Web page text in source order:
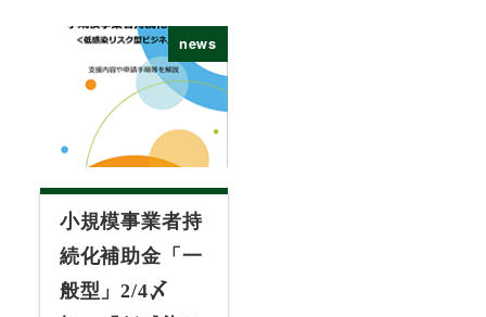
news
小規模事業者持
続化補助金「一
般型」2/4〆